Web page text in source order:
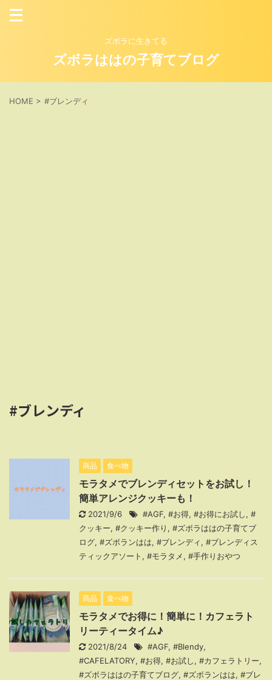
ズボラに生きてる
ズボラははの子育てブログ
HOME > #ブレンディ
#ブレンディ
商品 食べ物
モラタメでブレンディセットをお試し！
簡単アレンジクッキーも！
2021/9/6 #AGF, #お得, #お得にお試し, #
クッキー, #クッキー作り , #ズボラははの子育てブ
ログ, #ズボランはは, #ブレンディ, #ブレンディス
ティックアソート , #モラタメ, #手作りおやつ
商品 食べ物
モラタメでお得に！簡単に！カフェラト
リーティータイム♪
2021/8/24 #AGF, #Blendy,
#CAFELATORY, #お得, #お試し, #カフェラトリー,
#ズボラははの子育てブログ, #ズボランはは, #ブレ